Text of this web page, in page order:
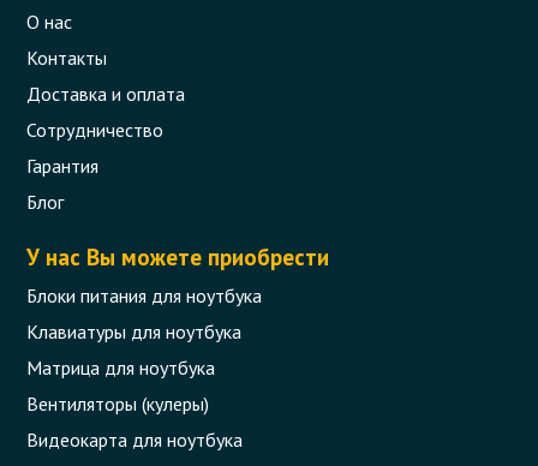
О нас
Контакты
Доставка и оплата
Сотрудничество
Гарантия
Блог
У нас Вы можете приобрести
Блоки питания для ноутбука
Клавиатуры для ноутбука
Матрица для ноутбука
Вентиляторы (кулеры)
Видеокарта для ноутбука